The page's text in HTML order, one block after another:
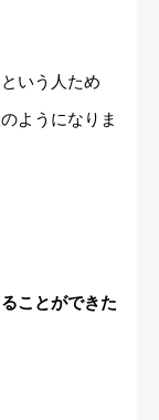
いう人ため
ようになりま
ことができた